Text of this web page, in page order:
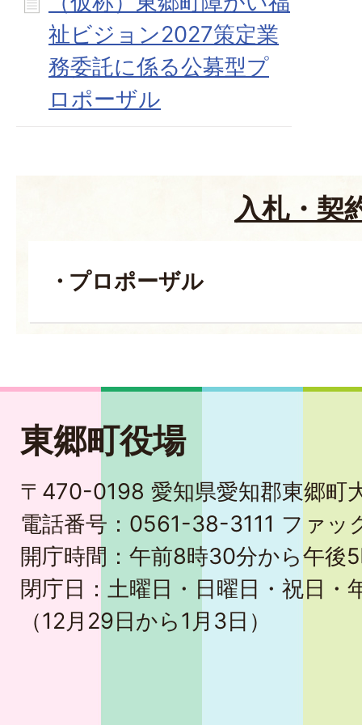
祉ビジョン2027策定業
務委託に係る公募型プ
ロポーザル
入札・契
プロポーザル
東郷町役場
〒470-0198 愛知県愛知郡東郷町
電話番号：0561-38-3111 ファ
開庁時間：午前8時30分から午後
閉庁日：土曜日・日曜日・祝日・
（12月29日から1月3日）